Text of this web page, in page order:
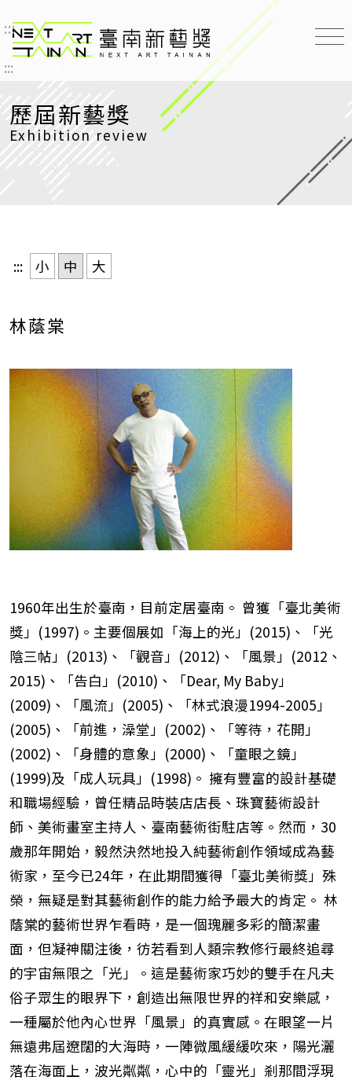
:::臺南新藝獎 NEXT ART TAINAN
:::
歷屆新藝獎
Exhibition review
::: 小 中 大
林蔭棠
1960年出生於臺南，目前定居臺南。 曾獲「臺北美術
獎」(1997)。主要個展如「海上的光」(2015)、「光
陰三帖」(2013)、「觀音」(2012)、「風景」(2012、
2015)、「告白」(2010)、「Dear, My Baby」
(2009)、「風流」(2005)、「林式浪漫1994-2005」
(2005)、「前進，澡堂」(2002)、「等待，花開」
(2002)、「身體的意象」(2000)、「童眼之鏡」
(1999)及「成人玩具」(1998)。 擁有豐富的設計基礎
和職場經驗，曾任精品時裝店店長、珠寶藝術設計
師、美術畫室主持人、臺南藝術街駐店等。然而，30
歲那年開始，毅然決然地投入純藝術創作領域成為藝
術家，至今已24年，在此期間獲得「臺北美術獎」殊
榮，無疑是對其藝術創作的能力給予最大的肯定。 林
蔭棠的藝術世界乍看時，是一個瑰麗多彩的簡潔畫
面，但凝神關注後，彷若看到人類宗教修行最終追尋
的宇宙無限之「光」。這是藝術家巧妙的雙手在凡夫
俗子眾生的眼界下，創造出無限世界的祥和安樂感，
一種屬於他內心世界「風景」的真實感。在眼望一片
無遠弗屆遼闊的大海時，一陣微風緩緩吹來，陽光灑
落在海面上，波光粼粼，心中的「靈光」剎那間浮現